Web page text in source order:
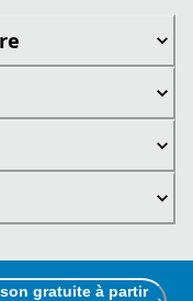
gratuite à partir